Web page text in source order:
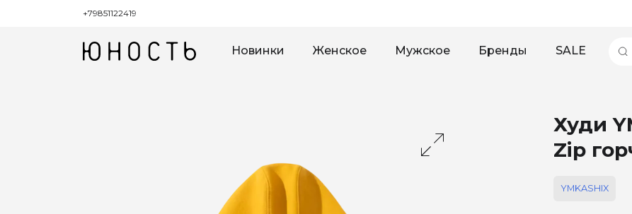
+79851122419
Новинки Женское Мужское Бренды SALE
Худи
Zip
YMKASHIX